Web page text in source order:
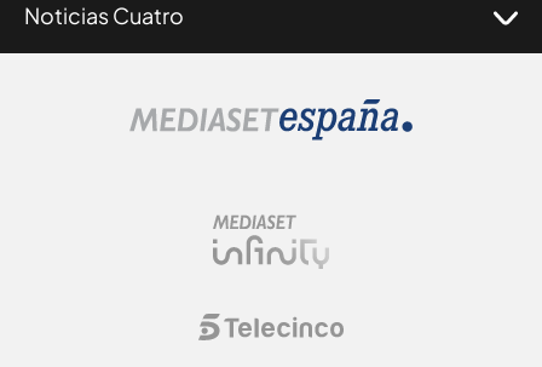
Noticias Cuatro